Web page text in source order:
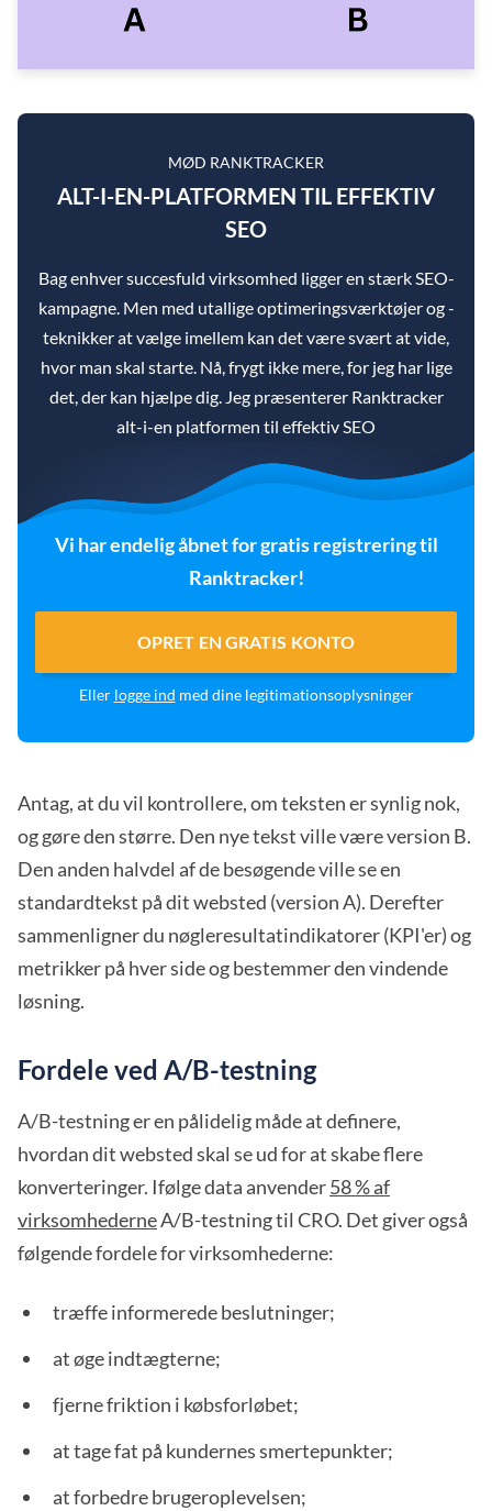
MØD RANKTRACKER
ALT-I-EN-PLATFORMEN TIL EFFEKTIV
SEO
Bag enhver succesfuld virksomhed ligger en stærk SEO-
kampagne. Men med utallige optimeringsværktøjer og -
teknikker at vælge imellem kan det være svært at vide,
hvor man skal starte. Nå, frygt ikke mere, for jeg har lige
det, der kan hjælpe dig. Jeg præsenterer Ranktracker
alt-i-en platformen til effektiv SEO
Vi har endelig åbnet for gratis registrering til
Ranktracker!
OPRET EN GRATIS KONTO
Eller logge ind med dine legitimationsoplysninger
Antag, at du vil kontrollere, om teksten er synlig nok,
og gøre den større. Den nye tekst ville være version B.
Den anden halvdel af de besøgende ville se en
standardtekst på dit websted (version A). Derefter
sammenligner du nøgleresultatindikatorer (KPI'er) og
metrikker på hver side og bestemmer den vindende
løsning.
Fordele ved A/B-testning
A/B-testning er en pålidelig måde at definere,
hvordan dit websted skal se ud for at skabe flere
konverteringer. Ifølge data anvender58 % af
virksomhederneA/B-testning til CRO. Det giver også
følgende fordele for virksomhederne:
træffe informerede beslutninger;
at øge indtægterne;
fjerne friktion i købsforløbet;
at tage fat på kundernes smertepunkter;
at forbedre brugeroplevelsen;